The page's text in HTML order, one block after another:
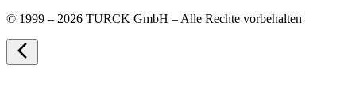
© 1999 – 2026 TURCK GmbH – Alle Rechte vorbehalten
arrow_back_ios_new